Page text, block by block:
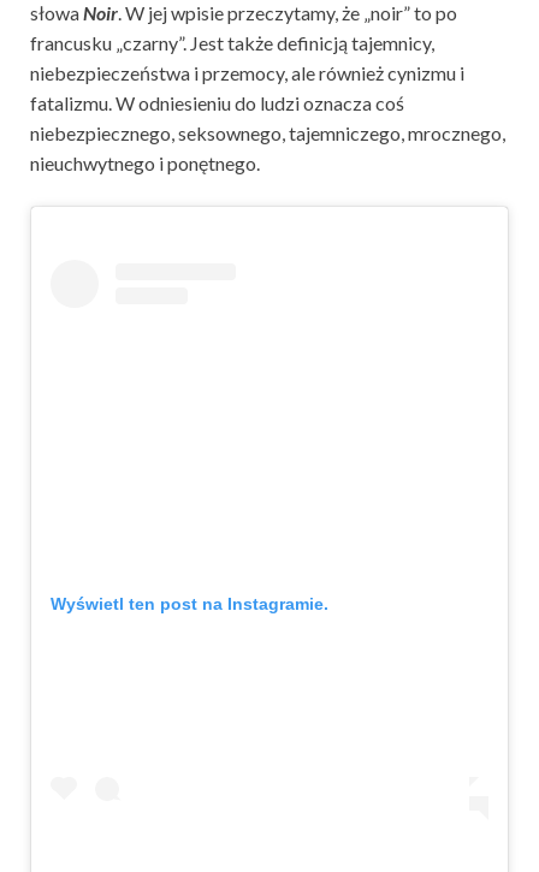
słowaNoir. W jej wpisie przeczytamy, że „noir” to po
francusku „czarny”. Jest także definicją tajemnicy,
niebezpieczeństwa i przemocy, ale również cynizmu i
fatalizmu. W odniesieniu do ludzi oznacza coś
niebezpiecznego, seksownego, tajemniczego, mrocznego,
nieuchwytnego i ponętnego.
Wyświetl ten post na Instagramie.